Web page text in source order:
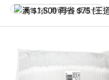
满 $1,500 再省 $75 (王道卡)